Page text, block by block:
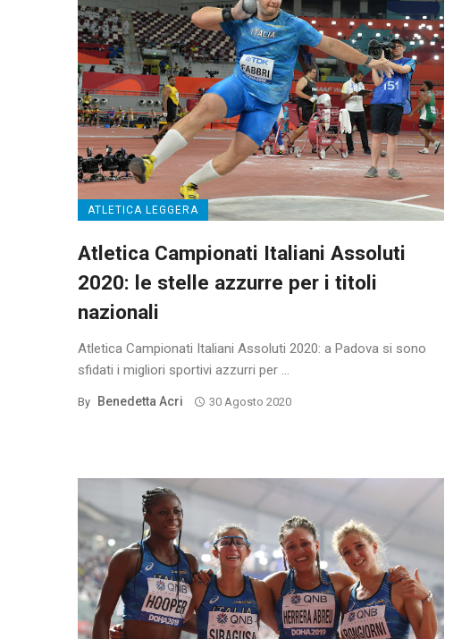
ATLETICA LEGGERA
Atletica Campionati Italiani Assoluti
2020: le stelle azzurre per i titoli
nazionali
Atletica Campionati Italiani Assoluti 2020: a Padova si sono
sfidati i migliori sportivi azzurri per ...
By Benedetta Acri 30 Agosto 2020